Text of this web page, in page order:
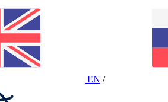
EN /